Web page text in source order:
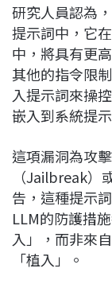
研究人員認為
提示詞中，它
中，將具有更
其他的指令限
入提示詞來操
嵌入到系統提
這項漏洞為攻
（Jailbreak）
告，這種提示
LLM的防護措
入」，而非來
「植入」。